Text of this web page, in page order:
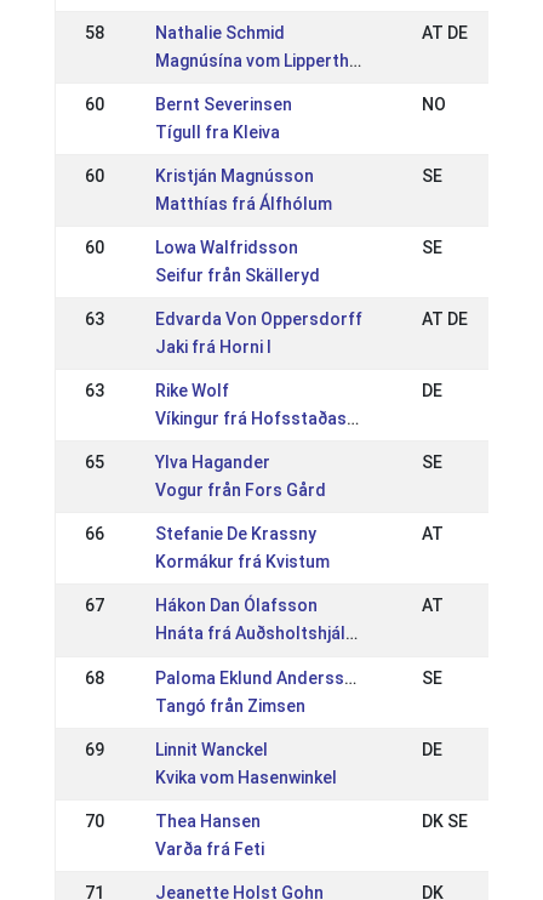
58
Nathalie Schmid
Magnúsína vom Lipperthof
AT DE
60
Bernt Severinsen
Tígull fra Kleiva
NO
60
Kristján Magnússon
Matthías frá Álfhólum
SE
60
Lowa Walfridsson
Seifur från Skälleryd
SE
63
Edvarda Von Oppersdorff
Jaki frá Horni I
AT DE
63
Rike Wolf
Víkingur frá Hofsstaðaseli
DE
65
Ylva Hagander
Vogur från Fors Gård
SE
66
Stefanie De Krassny
Kormákur frá Kvistum
AT
67
Hákon Dan Ólafsson
Hnáta frá Auðsholtshjáleigu
AT
68
Paloma Eklund Andersson
Tangó från Zimsen
SE
69
Linnit Wanckel
Kvika vom Hasenwinkel
DE
70
Thea Hansen
Varða frá Feti
DK SE
71
Jeanette Holst Gohn
DK